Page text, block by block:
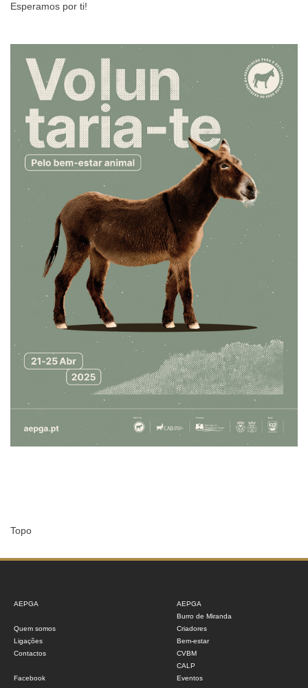
Esperamos por ti!
Topo
AEPGA
Quem somos
Ligações
Contactos
Facebook
AEPGA
Burro de Miranda
Criadores
Bem-estar
CVBM
CALP
Eventos